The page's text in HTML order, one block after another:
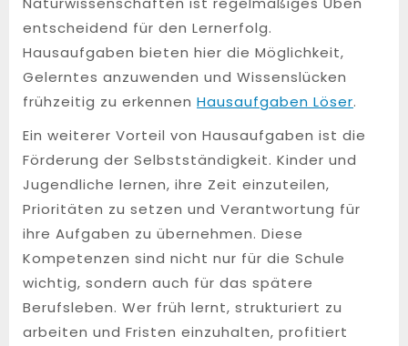
entscheidend für den Lernerfolg.
Hausaufgaben bieten hier die Möglichkeit,
Gelerntes anzuwenden und Wissenslücken
frühzeitig zu erkennen Hausaufgaben Löser.
Ein weiterer Vorteil von Hausaufgaben ist die
Förderung der Selbstständigkeit. Kinder und
Jugendliche lernen, ihre Zeit einzuteilen,
Prioritäten zu setzen und Verantwortung für
ihre Aufgaben zu übernehmen. Diese
Kompetenzen sind nicht nur für die Schule
wichtig, sondern auch für das spätere
Berufsleben. Wer früh lernt, strukturiert zu
arbeiten und Fristen einzuhalten, profitiert